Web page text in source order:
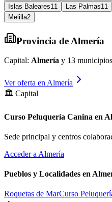
Islas Baleares11 Las Palmas11
Melilla2
Provincia de Almería
Capital: Almería y 13
Ver oferta en Almería
🏛️ Capital
Curso Peluquería Canina en
Sede principal y centros
Acceder a Almería
Pueblos y Localidades en
Roquetas de MarCurso